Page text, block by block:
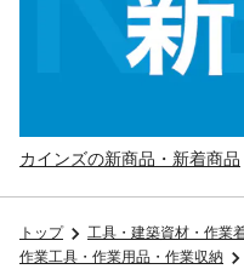
カインズの新商品・新着商品
トップ
工具・建築資材・作業
作業工具・作業用品・作業収納